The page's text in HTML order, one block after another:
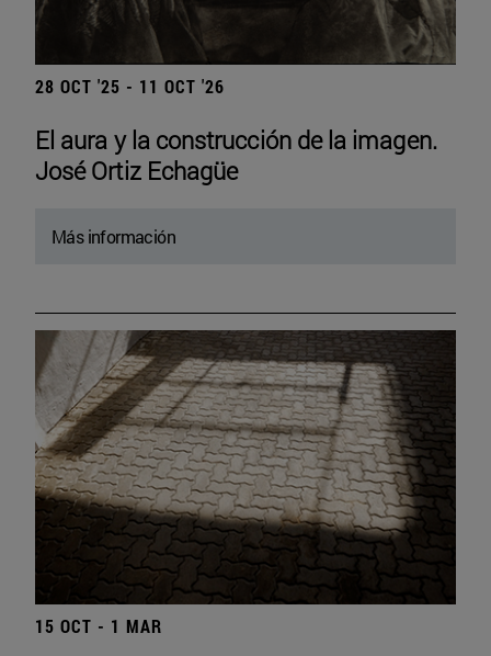
28 OCT '25 - 11 OCT '26
El aura y la construcción de la imagen.
José Ortiz Echagüe
Más información
15 OCT - 1 MAR